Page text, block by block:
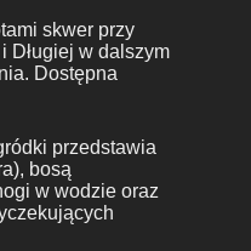
skwer przy
Długiej w dalszym
Dostępna
przedstawia
bosą
w wodzie oraz